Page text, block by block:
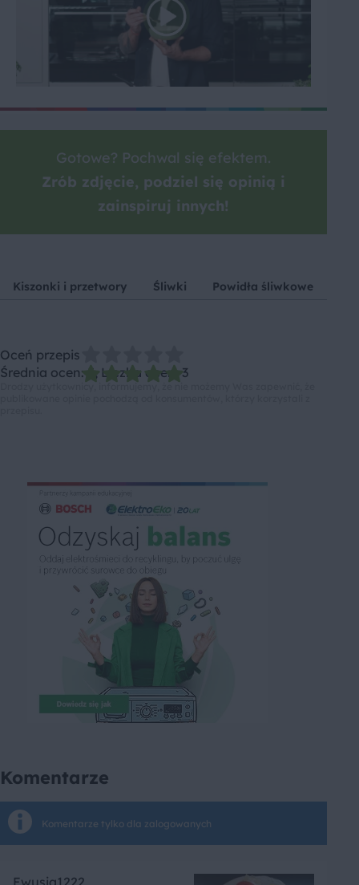
Gotowe? Pochwal się efektem.
Zrób zdjęcie, podziel się opinią i
zainspiruj innych!
Kiszonki i przetwory Śliwki Powidła śliwkowe
Oceń przepis
Średnia ocen: 5, Liczba ocen: 3
Komentarze
Komentarze tylko dla zalogowanych